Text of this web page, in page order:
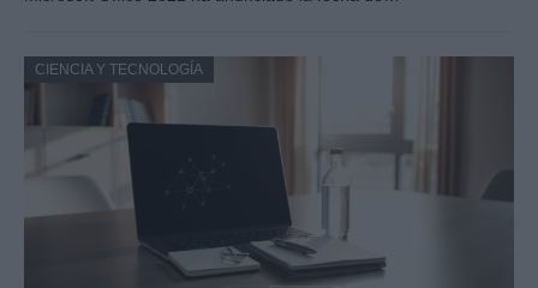
CIENCIA Y TECNOLOGÍA